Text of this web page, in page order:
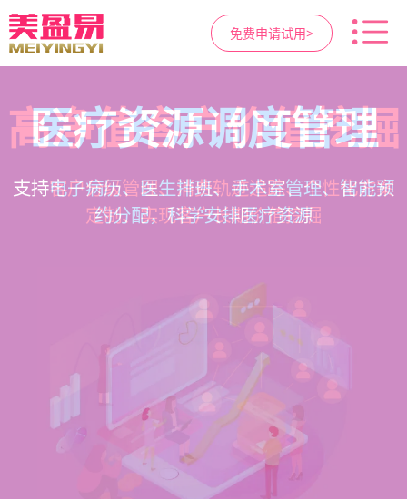
免费申请试用>
智慧医美管理系统
一站式解决医美机构预约、咨询、手术安排、会
员管理、财务核算全流程管理
医疗资源调度管理
支持电子病历、医生排班、手术室管理、智能预
约分配，科学安排医疗资源
高净值客户价值挖掘
支持客户分级管理、消费轨迹追踪、个性化方案
定制、实现客户长期价值挖掘
营销与私域运营
提供小程序商城、私域scrm、项目套餐、裂变分
销多种营销工具，助力获客与转化